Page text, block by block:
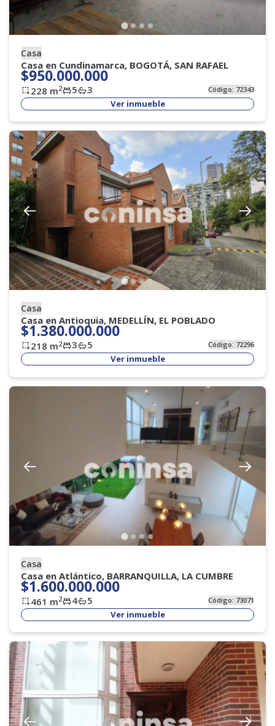
Casa
Casa en Cundinamarca, BOGOTÁ, SAN RAFAEL
$950.000.000
228 m2 5 3 Código: 72343
Ver inmueble
Casa
Casa en Antioquia, MEDELLÍN, EL POBLADO
$1.380.000.000
218 m2 3 5 Código: 72296
Ver inmueble
Casa
Casa en Atlántico, BARRANQUILLA, LA CUMBRE
$1.600.000.000
461 m2 4 5 Código: 73071
Ver inmueble